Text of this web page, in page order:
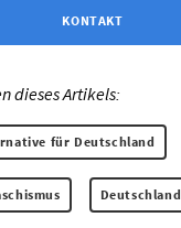
KONTAKT
dieses Artikels:
für Deutschland
Deutschland